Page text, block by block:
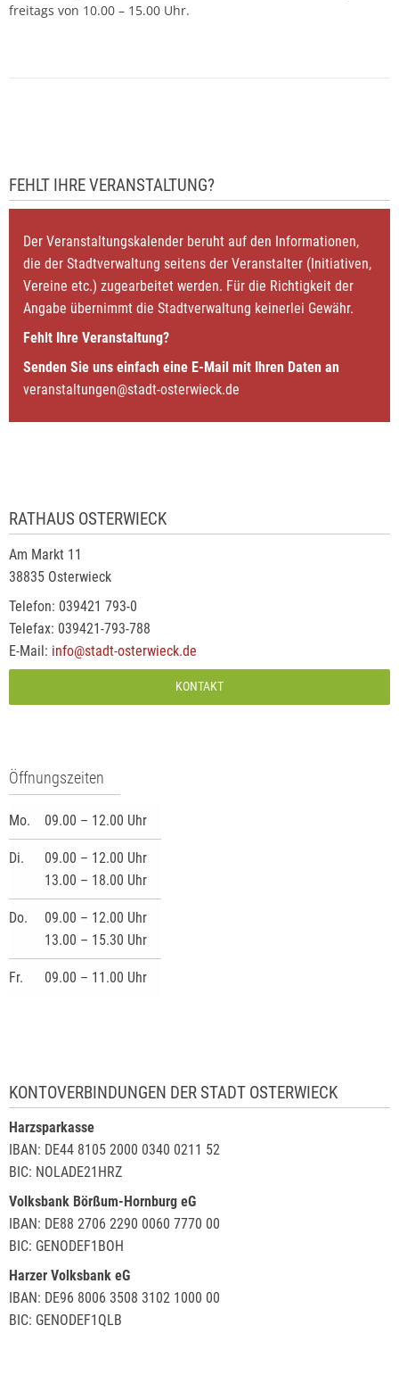
freitags von 10.00 – 15.00 Uhr.
FEHLT IHRE VERANSTALTUNG?
Der Veranstaltungskalender beruht auf den Informationen,
die der Stadtverwaltung seitens der Veranstalter (Initiativen,
Vereine etc.) zugearbeitet werden. Für die Richtigkeit der
Angabe übernimmt die Stadtverwaltung keinerlei Gewähr.
Fehlt Ihre Veranstaltung?
Senden Sie uns einfach eine E-Mail mit Ihren Daten an
veranstaltungen@stadt-osterwieck.de
RATHAUS OSTERWIECK
Am Markt 11
38835 Osterwieck
Telefon: 039421 793-0
Telefax: 039421-793-788
E-Mail: info@stadt-osterwieck.de
KONTAKT
Öffnungszeiten
Mo. 09.00 – 12.00 Uhr
Di.
09.00 – 12.00 Uhr
13.00 – 18.00 Uhr
Do.
09.00 – 12.00 Uhr
13.00 – 15.30 Uhr
Fr. 09.00 – 11.00 Uhr
KONTOVERBINDUNGEN DER STADT OSTERWIECK
Harzsparkasse
IBAN: DE44 8105 2000 0340 0211 52
BIC: NOLADE21HRZ
Volksbank Börßum-Hornburg eG
IBAN: DE88 2706 2290 0060 7770 00
BIC: GENODEF1BOH
Harzer Volksbank eG
IBAN: DE96 8006 3508 3102 1000 00
BIC: GENODEF1QLB